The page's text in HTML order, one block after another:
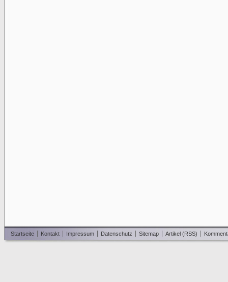
Startseite Kontakt Impressum Datenschutz Sitemap Artikel (RSS)